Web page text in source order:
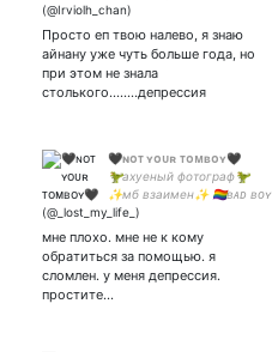
pls
Просто еп твою налево, я знаю
айнану уже чуть больше года, но
при этом не знала
столького........депрессия
🖤ɴᴏᴛ ʏᴏᴜʀ ᴛᴏᴍʙᴏʏ🖤
🦖ахуеный фотограф🦖
✨мб взаимен✨ 🏳️‍🌈ʙᴀᴅ ʙᴏʏ
🏳️‍🌈 🖤малыш будь
могу сыграть тебе на
укулеле🏳️‍🌈 🇰🇷 #yoonkook 🇰🇷
мне плохо. мне не к кому
обратиться за помощью. я
сломлен. у меня депрессия.
простите...